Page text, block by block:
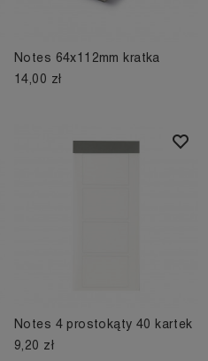
Notes 64x112mm kratka
14,00 zł
Notes 4 prostokąty 40 kartek
9,20 zł